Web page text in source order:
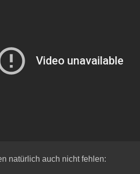
natürlich auch nicht fehlen: